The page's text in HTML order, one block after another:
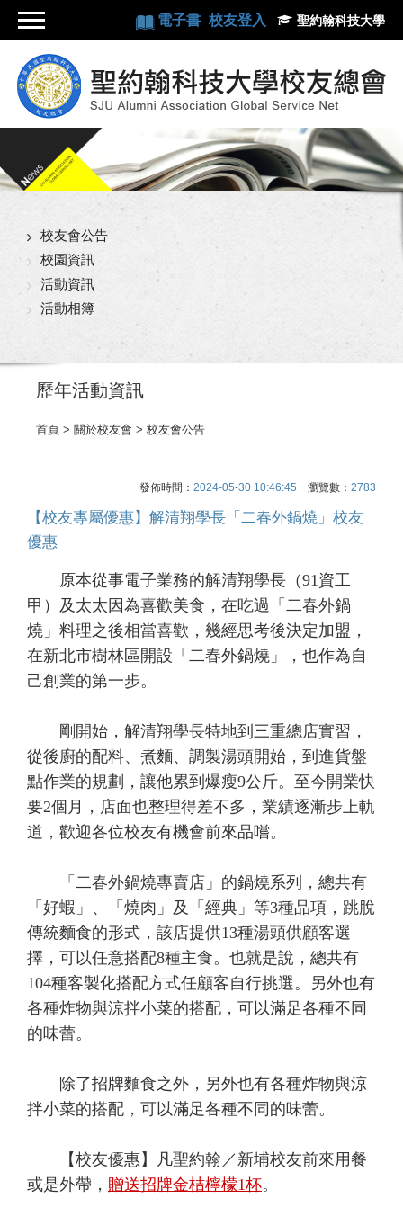
電子書 校友登入 聖約翰科技大學
校友會公告
校園資訊
活動資訊
活動相簿
歷年活動資訊
首頁 > 關於校友會 > 校友會公告
發佈時間： 2024-05-30 10:46:45 瀏覽數： 2783
【校友專屬優惠】解清翔學長「二春外鍋燒」校友
優惠
原本從事電子業務的解清翔學長（91資工
甲）及太太因為喜歡美食，在吃過「二春外鍋
燒」料理之後相當喜歡，幾經思考後決定加盟，
在新北市樹林區開設「二春外鍋燒」，也作為自
己創業的第一步。
剛開始，解清翔學長特地到三重總店實習，
從後廚的配料、煮麵、調製湯頭開始，到進貨盤
點作業的規劃，讓他累到爆瘦9公斤。至今開業快
要2個月，店面也整理得差不多，業績逐漸步上軌
道，歡迎各位校友有機會前來品嚐。
「二春外鍋燒專賣店」的鍋燒系列，總共有
「好蝦」、「燒肉」及「經典」等3種品項，跳脫
傳統麵食的形式，該店提供13種湯頭供顧客選
擇，可以任意搭配8種主食。也就是說，總共有
104種客製化搭配方式任顧客自行挑選。另外也有
各種炸物與涼拌小菜的搭配，可以滿足各種不同
的味蕾。
除了招牌麵食之外，另外也有各種炸物與涼
拌小菜的搭配，可以滿足各種不同的味蕾。
【校友優惠】凡聖約翰／新埔校友前來用餐
或是外帶， 贈送招牌金桔檸檬1杯。